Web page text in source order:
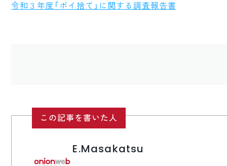
令和３年度「ポイ捨て」に関する調査報告書
この記事を書いた人
E.Masakatsu